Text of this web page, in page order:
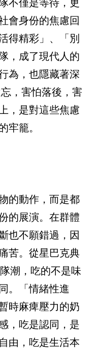
會身份的焦慮回
得精彩」、「別
，成了現代人的
為，也隱藏著深
，害怕落後，害
，是對這些焦慮
牢籠。
的動作，而是都
的展演。在群體
也不願錯過，因
苦。從星巴克典
潮，吃的不是味
。「情緒性進
時麻痺壓力的奶
，吃是認同，是
由，吃是生活本